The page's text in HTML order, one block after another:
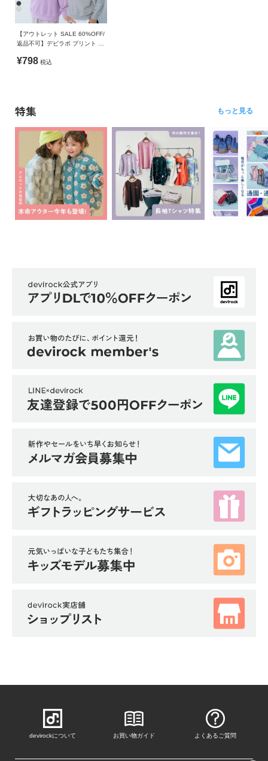
【アウトレット SALE 60%OFF/
返品不可】デビラボ プリント プ
¥798 税込
特集 もっと見る
devirockについて お買い物ガイド よくあるご質問